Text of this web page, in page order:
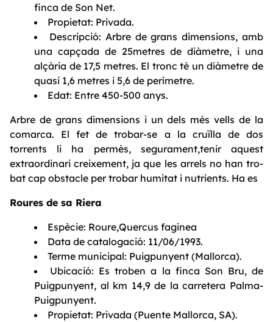
finca de Son Net.
Propietat: Privada.
Descripció: Arbre de grans dimensions, amb
una capçada de 25metres de diàmetre, i una
alçària de 17,5 metres. El tronc té un diàmetre de
quasi 1,6 metres i 5,6 de perímetre.
Edat: Entre 450-500 anys.
Arbre de grans dimensions i un dels més vells de la
comarca. El fet de trobar-se a la cruïlla de dos
torrents li ha permès, segurament,tenir aquest
extraordinari creixement, ja que les arrels no han tro-
bat cap obstacle per trobar humitat i nutrients. Ha es
Roures de sa Riera
Espècie: Roure,Quercus faginea
Data de catalogació: 11/06/1993.
Terme municipal: Puigpunyent (Mallorca).
Ubicació: Es troben a la finca Son Bru, de
Puigpunyent, al km 14,9 de la carretera Palma-
Puigpunyent.
Propietat: Privada (Puente Mallorca, SA).